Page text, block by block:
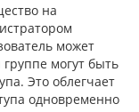
на
может
группе могут быть
Это облегчает
одновременно